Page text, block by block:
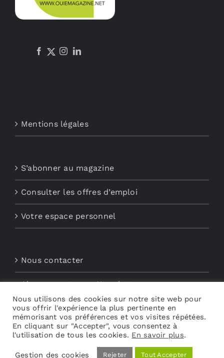
Mentions légales
S’abonner au magazine
Consulter les offres d’emploi
Votre espace personnel
Nous contacter
Abonnements aux Newsletters
Découvrez My Audio
Nous utilisons des cookies sur notre site web pour
vous offrir l'expérience la plus pertinente en
mémorisant vos préférences et vos visites répétées.
En cliquant sur "Accepter", vous consentez à
l'utilisation de tous les cookies. En savoir plus.
Gestion des cookies Rejeter Tout Accepter